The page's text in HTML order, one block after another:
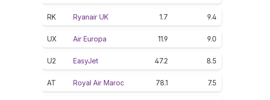
RK Ryanair UK 1.7 9.4
UX Air Europa 11.9 9.0
U2 EasyJet 47.2 8.5
AT Royal Air Maroc 78.1 7.5